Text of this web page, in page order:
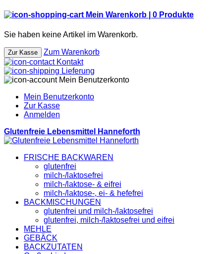
Mein Warenkorb | 0 Produkte
Sie haben keine Artikel im Warenkorb.
Zur Kasse
Zum Warenkorb
Kontakt
Lieferung
Mein Benutzerkonto
Mein Benutzerkonto
Zur Kasse
Anmelden
Glutenfreie Lebensmittel Hanneforth
FRISCHE BACKWAREN
glutenfrei
milch-/laktosefrei
milch-/laktose- & eifrei
milch-/laktose-, ei- & hefefrei
BACKMISCHUNGEN
glutenfrei und milch-/laktosefrei
glutenfrei, milch-/laktosefrei und eifrei
MEHLE
GEBÄCK
BACKZUTATEN